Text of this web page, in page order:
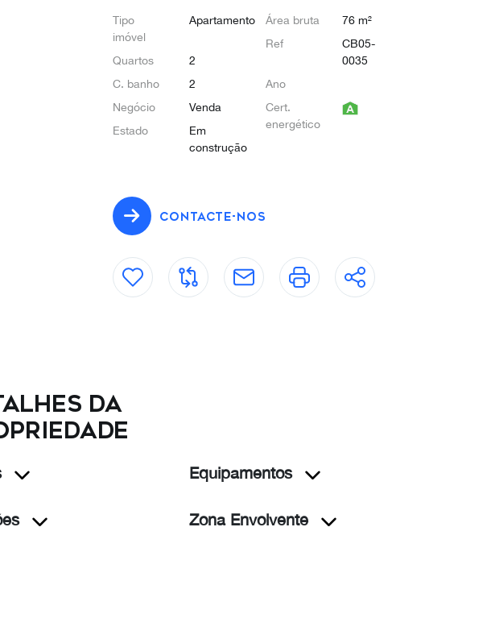
Tipo
imóvel
Apartamento
Quartos
2
C. banho
2
Negócio
Venda
Estado
Em
construção
Área bruta
76 m²
Ref
CB05-
0035
Ano
Cert.
energético
CONTACTE-NOS
da
Equipamentos
Zona Envolvente